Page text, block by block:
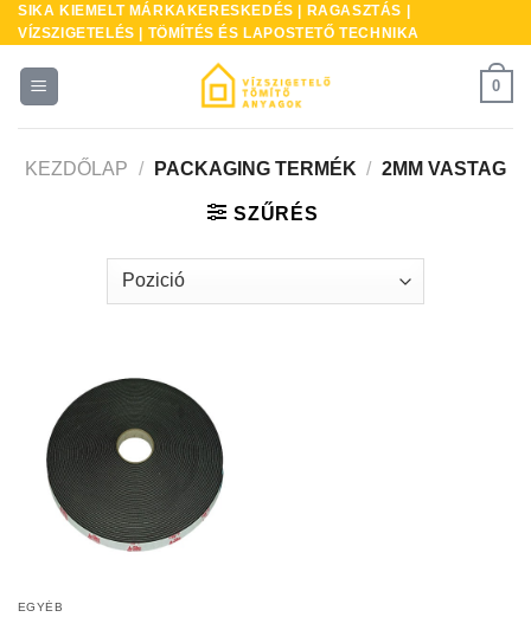
Skip
to
content
SIKA KIEMELT MÁRKAKERESKEDÉS | RAGASZTÁS |
VÍZSZIGETELÉS | TÖMÍTÉS ÉS LAPOSTETŐ TECHNIKA
0
KEZDŐLAP / PACKAGING TERMÉK / 2MM VASTAG
SZŰRÉS
EGYÉB